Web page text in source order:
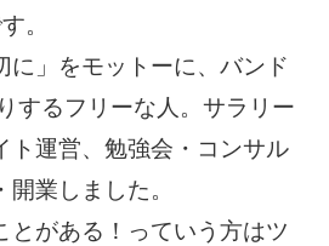
。
に」をモットーに、バンド
するフリーな人。サラリー
ト運営、勉強会・コンサル
業しました。
とがある！っていう方はツ